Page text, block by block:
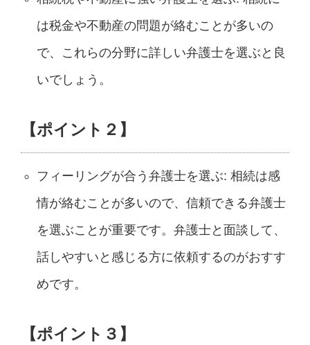
は税金や不動産の問題が絡むことが多いの
で、これらの分野に詳しい弁護士を選ぶと良
いでしょう。
【ポイント２】
フィーリングが合う弁護士を選ぶ: 相続は感
情が絡むことが多いので、信頼できる弁護士
を選ぶことが重要です。弁護士と面談して、
話しやすいと感じる方に依頼するのがおすす
めです。
【ポイント３】